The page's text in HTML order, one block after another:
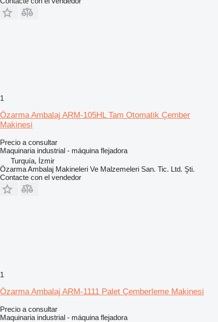
1
Özarma Ambalaj ARM-105HL Tam Otomatik Çember
Makinesi
Precio a consultar
Maquinaria industrial - máquina flejadora
Turquía, İzmir
Özarma Ambalaj Makineleri Ve Malzemeleri San. Tic. Ltd. Şti.
Contacte con el vendedor
1
Özarma Ambalaj ARM-1111 Palet Çemberleme Makinesi
Precio a consultar
Maquinaria industrial - máquina flejadora